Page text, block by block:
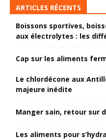
ARTICLES RÉCENTS
Boissons sportives,
aux électrolytes : les
Cap sur les aliments
Le chlordécone aux
majeure inédite
Manger sain, retour sur
Les aliments pour